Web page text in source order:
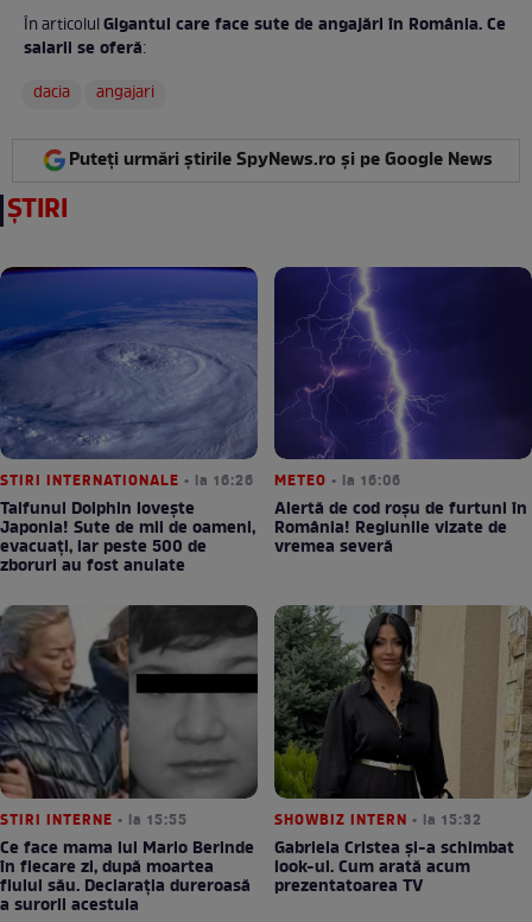
În articolulGigantul care face sute de angajări în România. Ce
salarii se oferă:
dacia
angajari
Puteți urmări știrile SpyNews.ro și pe Google News
ȘTIRI
STIRI INTERNATIONALE • la 16:26
Taifunul Dolphin lovește
Japonia! Sute de mii de oameni,
evacuați, iar peste 500 de
zboruri au fost anulate
METEO • la 16:06
Alertă de cod roșu de furtuni în
România! Regiunile vizate de
vremea severă
STIRI INTERNE • la 15:55
Ce face mama lui Mario Berinde
în fiecare zi, după moartea
fiului său. Declarația dureroasă
a surorii acestuia
SHOWBIZ INTERN • la 15:32
Gabriela Cristea și-a schimbat
look-ul. Cum arată acum
prezentatoarea TV